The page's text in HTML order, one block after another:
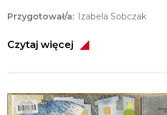
Przygotował/a Izabela Sobczak
Czytaj więcej
Obraz